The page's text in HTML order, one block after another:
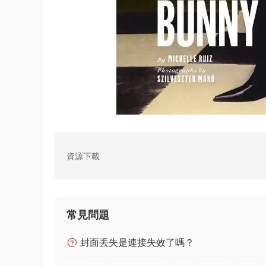
資源下載
常見問題
封面丢失是連接失效了嗎？